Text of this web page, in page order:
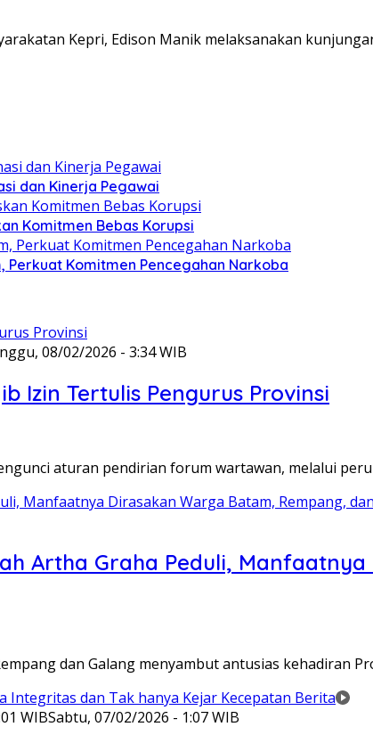
Kepri, Edison Manik melaksanakan
dan Kinerja Pegawai
Komitmen Bebas Korupsi
Perkuat Komitmen Pencegahan Narkoba
08/02/2026 - 3:34 WIB
Izin Tertulis Pengurus Provinsi
aturan pendirian forum wartawan, melalui
Artha Graha Peduli,
dan Galang menyambut antusias kehadiran
WIBSabtu, 07/02/2026 - 1:07 WIB